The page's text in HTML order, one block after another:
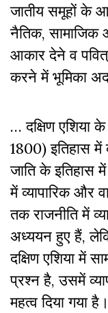
जातीय समूहों के
नैतिक,
आकार देने व
करने में भूमिका
… दक्षिण
1800) इतिहास में
जाति के इतिहास
में व्यापारिक और
तक राजनीति में
अध्ययन हुए हैं,
दक्षिण एशिया में
प्रश्न है, उसमें
महत्व दिया गया